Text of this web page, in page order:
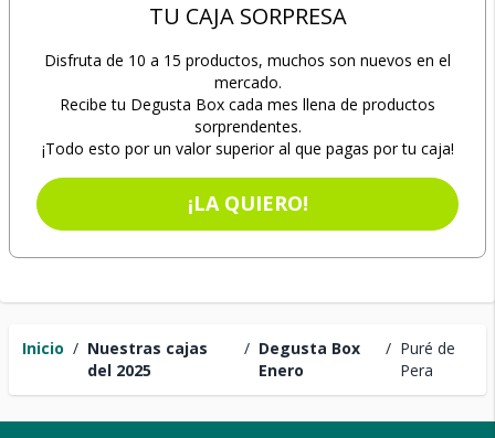
Inicio / Nuestras cajas
del 2025
/ Degusta Box
Enero
/ Puré de
Pera
TU CAJA SORPRESA
Disfruta de 10 a 15 productos, muchos son nuevos en el
mercado.
Recibe tu Degusta Box cada mes llena de productos
sorprendentes.
¡Todo esto por un valor superior al que pagas por tu caja!
¡LA QUIERO!